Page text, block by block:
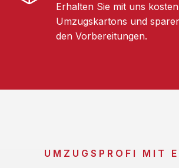
Erhalten Sie mit uns
Umzugskartons und
den Vorbereitungen.
UMZUGSPROFI MIT